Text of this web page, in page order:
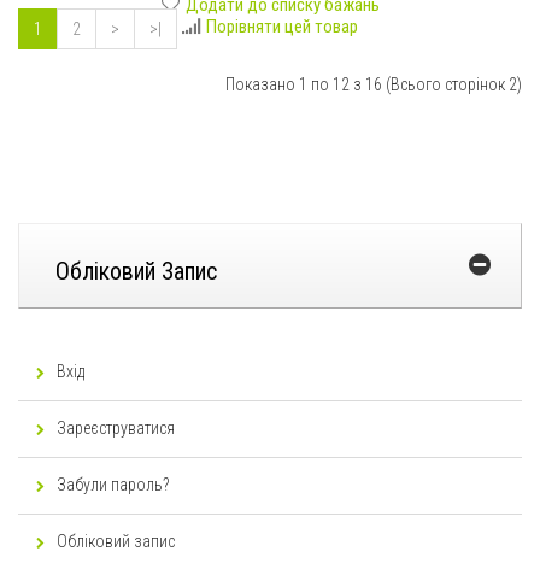
Порівняти цей товар
1 2 > >|
Показано 1 по 12 з 16 (Всього сторінок 2)
Обліковий Запис
Вхід
Зареєструватися
Забули пароль?
Обліковий запис